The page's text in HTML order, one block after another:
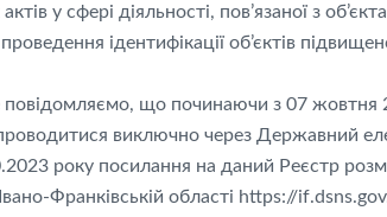
у сфері діяльності, пов’язаної з
ідентифікації об’єктів
що починаючи з 07 жовтня
виключно через Державний
року посилання на даний Реєстр
Франківській області https://